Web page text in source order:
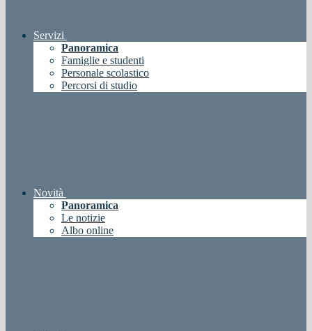
Servizi
Panoramica
Famiglie e studenti
Personale scolastico
Percorsi di studio
Novità
Panoramica
Le notizie
Albo online